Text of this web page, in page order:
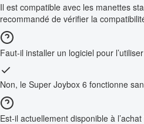
Il est compatible avec les manettes
recommandé de vérifier la
Faut-il installer un logiciel pour
Non, le Super Joybox 6 fonctionne
Est-il actuellement disponible à l’achat